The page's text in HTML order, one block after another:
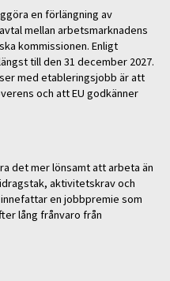
en förlängning av
mellan arbetsmarknadens
kommissionen. Enligt
till den 31 december 2027.
med etableringsjobb är att
och att EU godkänner
det mer lönsamt att arbeta än
aktivitetskrav och
en jobbpremie som
lång frånvaro från